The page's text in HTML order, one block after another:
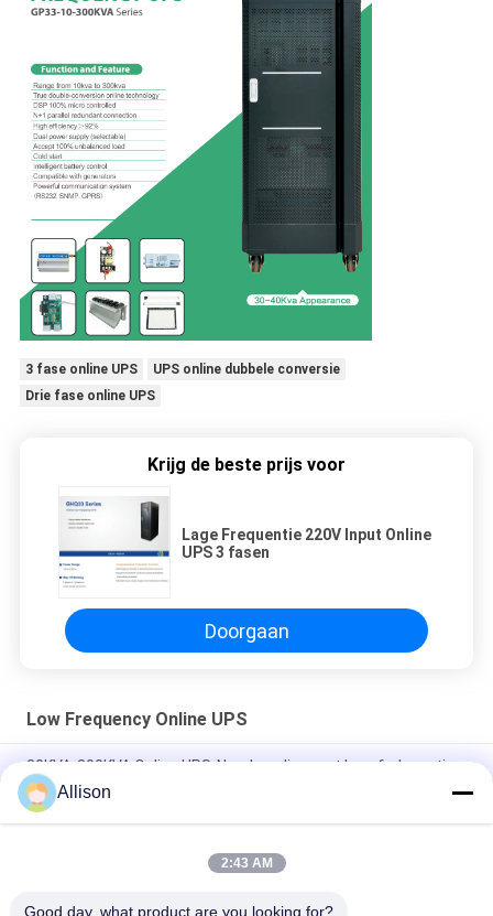
3 fase online UPS
UPS online dubbele conversie
Drie fase online UPS
Krijg de beste prijs voor
Lage Frequentie 220V Input Online
UPS 3 fasen
Doorgaan
Low Frequency Online UPS
20KVA-200KVA Online UPS-Noodvoeding met lage frekwentie
Drie Fasen Online UPS Met lage frekwentie met Hoge
Efficiënte DSP-Spaander
Online UPS In drie stadia met lage frekwentie, Online Dubbele
Allison
2:43 AM
Good day, what product are you looking for?